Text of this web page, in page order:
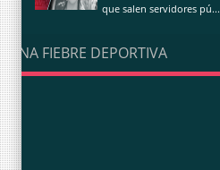
que salen servidores pú...
UNA FIEBRE DEPORTIVA